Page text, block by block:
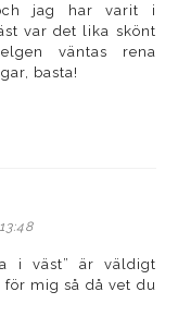
jag har varit i
var det lika skönt
väntas rena
basta!
i väst” är väldigt
mig så då vet du